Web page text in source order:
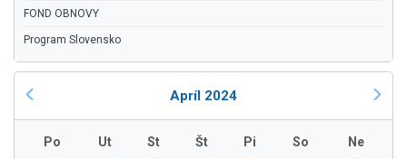
FOND OBNOVY
Program Slovensko
Apríl 2024
Po Ut St Št Pi So
Ne